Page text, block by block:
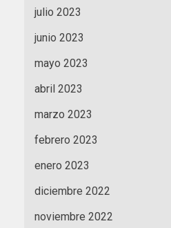
julio 2023
junio 2023
mayo 2023
abril 2023
marzo 2023
febrero 2023
enero 2023
diciembre 2022
noviembre 2022